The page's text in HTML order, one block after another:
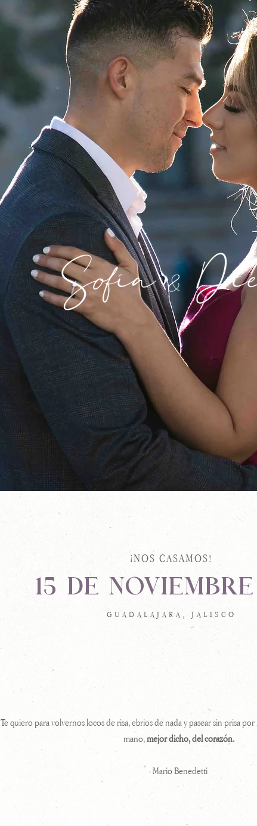
¡NOS CASAMOS!
15 DE
GUADALAJARA, JALISCO
Te quiero para volvernos locos de risa, ebrios de nada y pasear sin prisa por
mano,mejor dicho, del corazón.
- Mario Benedetti